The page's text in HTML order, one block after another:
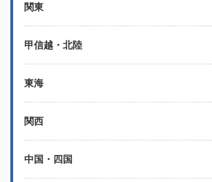
関東
甲信越・北陸
東海
関西
中国・四国